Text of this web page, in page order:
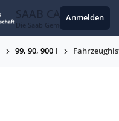
SAAB CARS
Die Saab Gemeinschaft
Anmelden
99, 90, 900 I